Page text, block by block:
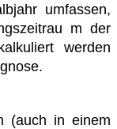
umfassen,
m der
werden
(auch in einem